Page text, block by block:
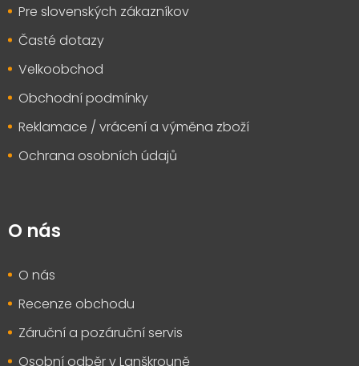
Pre slovenských zákazníkov
Časté dotazy
Velkoobchod
Obchodní podmínky
Reklamace / vrácení a výměna zboží
Ochrana osobních údajů
O nás
O nás
Recenze obchodu
Záruční a pozáruční servis
Osobní odběr v Lanškrouně